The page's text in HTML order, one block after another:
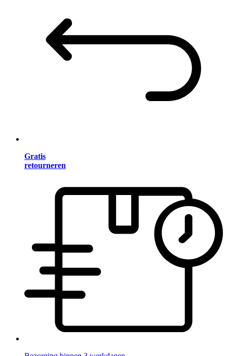
Gratis
retourneren